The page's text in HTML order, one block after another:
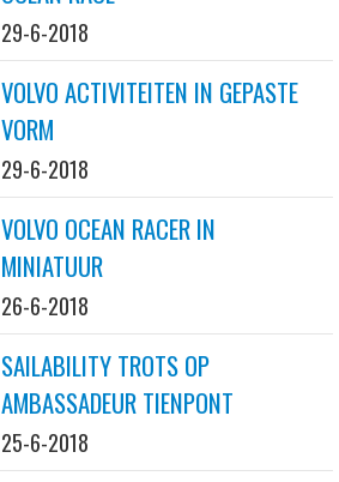
29-6-2018
VOLVO ACTIVITEITEN IN GEPASTE
VORM
29-6-2018
VOLVO OCEAN RACER IN
MINIATUUR
26-6-2018
SAILABILITY TROTS OP
AMBASSADEUR TIENPONT
25-6-2018